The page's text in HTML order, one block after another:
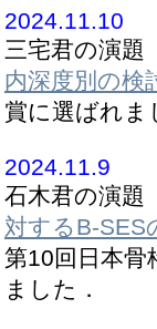
2024.11.10
三宅君の演題
内深度別の
賞に選ばれま
2024.11.9
石木君の演題
対するB-
第10回日本骨
ました．